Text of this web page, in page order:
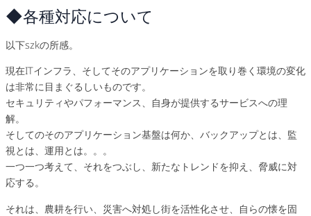
◆各種対応について
以下szkの所感。
現在ITインフラ、そしてそのアプリケーションを取り巻く環境の変化
は非常に目まぐるしいものです。
セキュリティやパフォーマンス、自身が提供するサービスへの理
解。
そしてのそのアプリケーション基盤は何か、バックアップとは、監
視とは、運用とは。。。
一つ一つ考えて、それをつぶし、新たなトレンドを抑え、脅威に対
応する。
それは、農耕を行い、災害へ対処し街を活性化させ、自らの懐を固